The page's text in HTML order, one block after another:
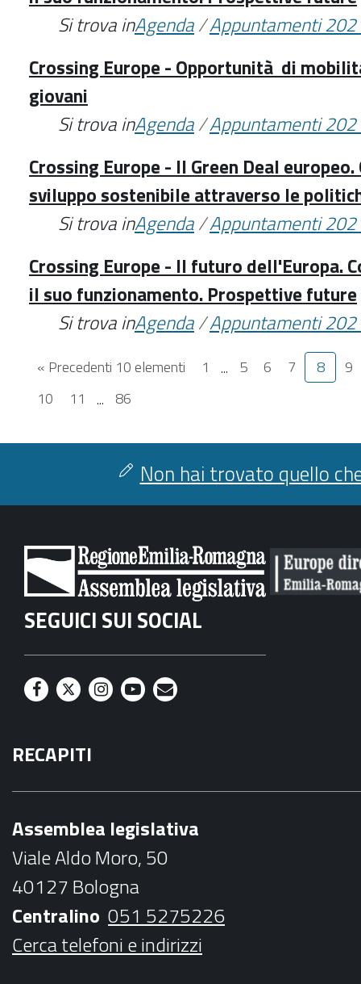
Si trova inAgenda/Appuntamenti
Crossing Europe - Opportunità di
giovani
Si trova inAgenda/Appuntamenti
Crossing Europe - Il Green Deal
sviluppo sostenibile attraverso le
Si trova inAgenda/Appuntamenti
Crossing Europe - Il futuro dell'Europa.
il suo funzionamento. Prospettive future
Si trova inAgenda/Appuntamenti
« Precedenti 10 elementi 1 ... 5 6 7 8
9
10
11 ... 86
Non hai trovato quello
SEGUICI SUI SOCIAL
F
c
e
o
k
T
i
t
r
I
t
r
a
m
Y
t
b
e
M
l
RECAPITI
Assemblea legislativa
Viale Aldo Moro, 50
40127 Bologna
Centralino 051 5275226
Cerca telefoni e indirizzi